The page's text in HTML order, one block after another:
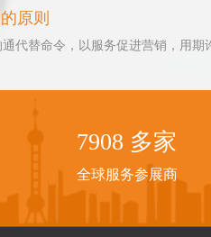
原则
代替命令，以服务促进营销，用期
7992 多家
全球服务参展商